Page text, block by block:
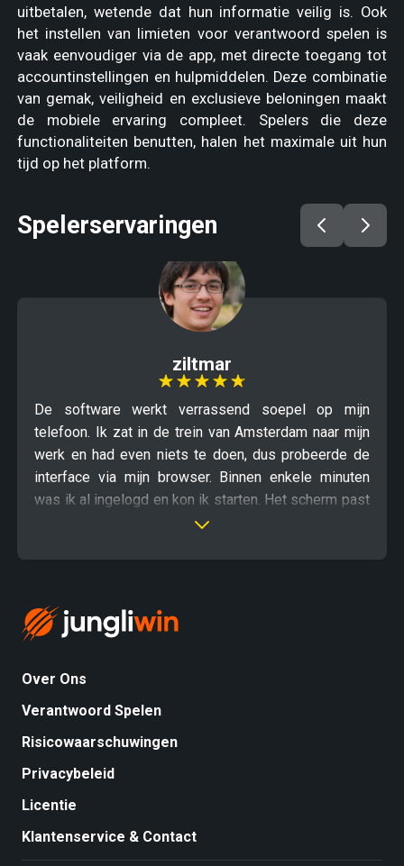
uitbetalen, wetende dat hun informatie veilig is. Ook
het instellen van limieten voor verantwoord spelen is
vaak eenvoudiger via de app, met directe toegang tot
accountinstellingen en hulpmiddelen. Deze combinatie
van gemak, veiligheid en exclusieve beloningen maakt
de mobiele ervaring compleet. Spelers die deze
functionaliteiten benutten, halen het maximale uit hun
tijd op het platform.
Spelerservaringen
ziltmar
De software werkt verrassend soepel op mijn
telefoon. Ik zat in de trein van Amsterdam naar mijn
werk en had even niets te doen, dus probeerde de
interface via mijn browser. Binnen enkele minuten
was ik al ingelogd en kon ik starten. Het scherm past
zich netjes aan en de laadtijden zijn minimaal. Wel
een kleiner toestel. Een kleine verbetering zou de
navigatie naar de helpsectie zijn. Voor de rest een
Over Ons
Verantwoord Spelen
Risicowaarschuwingen
Privacybeleid
Licentie
Klantenservice & Contact